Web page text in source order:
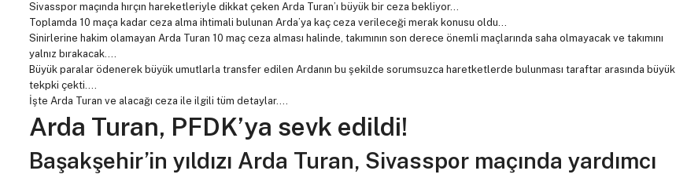
Sivasspor maçında hırçın hareketleriyle dikkat çeken Arda Turan’ı büyük bir ceza bekliyor…
Toplamda 10 maça kadar ceza alma ihtimali bulunan Arda’ya kaç ceza verileceği merak konusu oldu…
Sinirlerine hakim olamayan Arda Turan 10 maç ceza alması halinde, takımının son derece önemli maçlarında saha olmayacak ve takımını
yalnız bırakacak….
Büyük paralar ödenerek büyük umutlarla transfer edilen Ardanın bu şekilde sorumsuzca haretketlerde bulunması taraftar arasında büyük
tekpki çekti….
İşte Arda Turan ve alacağı ceza ile ilgili tüm detaylar….
Arda Turan, PFDK’ya sevk edildi!
Başakşehir’in yıldızı Arda Turan, Sivasspor maçında yardımcı